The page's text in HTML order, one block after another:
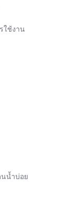
ใช้งาน
น้ำบ่อย